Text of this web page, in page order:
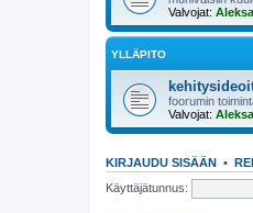
Valvojat:
YLLÄPITO
foorumin
Valvojat:
KIRJAUDU SISÄÄN •
Käyttäjätunnus: